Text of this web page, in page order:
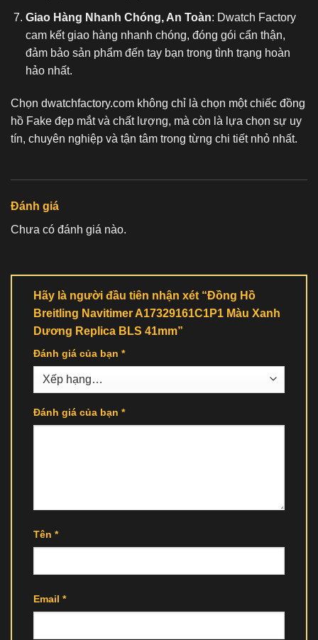
Giao Hàng Nhanh Chóng, An Toàn: Dwatch Factory
cam kết giao hàng nhanh chóng, đóng gói cẩn thận,
đảm bảo sản phẩm đến tay bạn trong tình trạng hoàn
hảo nhất.
Chọn dwatchfactory.com không chỉ là chọn một chiếc đồng
hồ Fake đẹp mắt và chất lượng, mà còn là lựa chọn sự uy
tín, chuyên nghiệp và tận tâm trong từng chi tiết nhỏ nhất.
Đánh giá
Chưa có đánh giá nào.
Hãy là người đầu tiên nhận xét “Đồng Hồ
Breitling Navitimer A17329161C1P1 Màu Xanh
Dương Replica BLS 41mm”
Đánh giá của bạn *
Đánh giá của bạn *
Tên *
Email *